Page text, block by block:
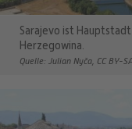
Sarajevo ist
Herzegowina.
Quelle: Julian Nyča, CC BY-